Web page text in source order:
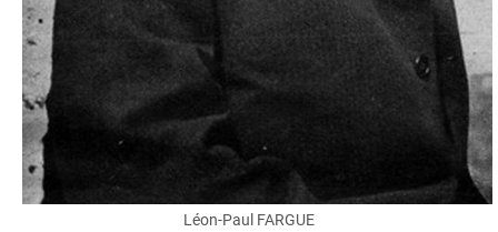
Léon-Paul FARGUE